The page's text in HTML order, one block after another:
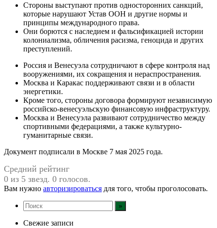
Стороны выступают против односторонних санкций,
которые нарушают Устав ООН и другие нормы и
принципы международного права.
Они борются с наследием и фальсификацией истории
колониализма, обличения расизма, геноцида и других
преступлений.
Россия и Венесуэла сотрудничают в сфере контроля над
вооружениями, их сокращения и нераспространения.
Москва и Каракас поддерживают связи и в области
энергетики.
Кроме того, стороны договора формируют независимую
российско-венесуэльскую финансовую инфраструктуру.
Москва и Венесуэла развивают сотрудничество между
спортивными федерациями, а также культурно-
гуманитарные связи.
Документ подписали в Москве 7 мая 2025 года.
Средний рейтинг
0 из 5 звезд. 0 голосов.
Вам нужно авторизироваться для того, чтобы проголосовать.
Свежие записи